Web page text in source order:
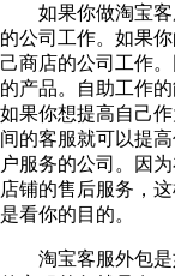
如果你做淘宝客
的公司工作。如果
己商店的公司工作
的产品。自助工作
如果你想提高自己
间的客服就可以提
户服务的公司。因
店铺的售后服务，
是看你的目的。
淘宝客服外包是